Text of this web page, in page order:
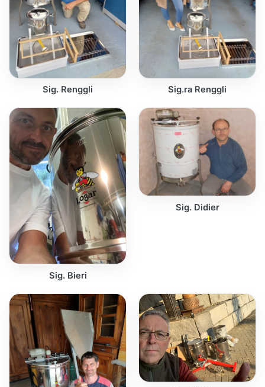
Sig. Renggli Sig.ra Renggli
Sig. Bieri
Sig. Didier